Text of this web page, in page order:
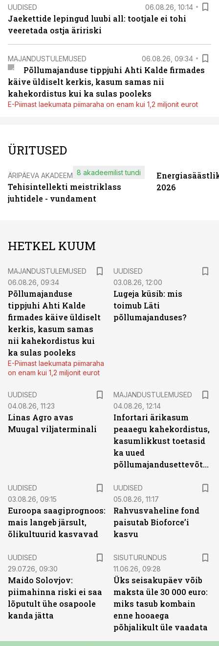
UUDISED 06.08.26, 10:14
Jaekettide lepingud luubi all: tootjale ei tohi
veeretada ostja äririski
MAJANDUSTULEMUSED 06.08.26, 09:34
Põllumajanduse tippjuhi Ahti Kalde firmades
käive üldiselt kerkis, kasum samas nii
kahekordistus kui ka sulas pooleks
E-Piimast laekumata piimaraha on enam kui 1,2 miljonit eurot
ÜRITUSED
ÄRIPÄEVA AKADEEMIA
Tehisintellekti meistriklass
juhtidele - vundament
8 akadeemilist tundi
2026
HETKEL KUUM
MAJANDUSTULEMUSED
06.08.26, 09:34
Põllumajanduse
tippjuhi Ahti Kalde
firmades käive üldiselt
kerkis, kasum samas
nii kahekordistus kui
ka sulas pooleks
E-Piimast laekumata piimaraha
on enam kui 1,2 miljonit eurot
UUDISED
03.08.26, 12:00
Lugeja küsib: mis
toimub Läti
põllumajanduses?
UUDISED
04.08.26, 11:23
Linas Agro avas
Muugal viljaterminali
MAJANDUSTULEMUSED
04.08.26, 12:14
Infortari ärikasum
peaaegu kahekordistus,
kasumlikkust toetasid
ka uued
põllumajandusettevõtted
UUDISED
03.08.26, 09:15
Euroopa saagiprognoos:
mais langeb järsult,
õlikultuurid kasvavad
UUDISED
05.08.26, 11:17
Rahvusvaheline fond
paisutab Bioforce’i
kasvu
UUDISED
29.07.26, 09:30
Maido Solovjov:
piimahinna riski ei saa
lõputult ühe osapoole
kanda jätta
SISUTURUNDUS
11.06.26, 09:28
Üks seisakupäev võib
maksta üle 30 000 euro:
miks tasub kombain
enne hooaega
põhjalikult üle vaadata